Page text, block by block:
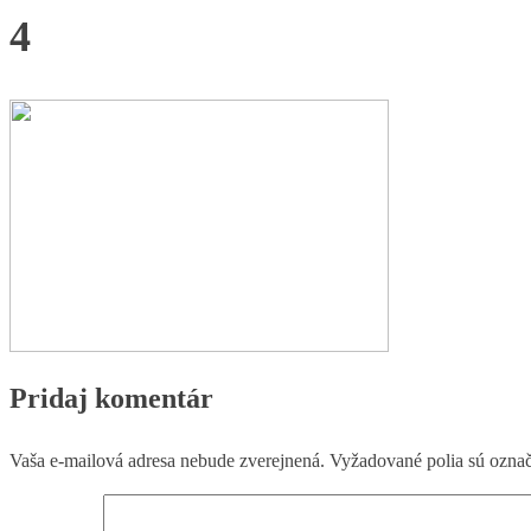
4
Pridaj komentár
Vaša e-mailová adresa nebude zverejnená. Vyžadované polia sú